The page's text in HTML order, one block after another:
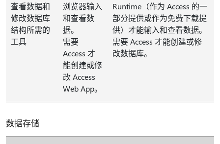
查看数据和
修改数据库
结构所需的
工具
浏览器输入
和查看数
据。
需要
Access 才
能创建或修
改 Access
Web App。
Runtime（作为 Access 的一
部分提供或作为免费下载提
供）才能输入和查看数据。
需要 Access 才能创建或修
改数据库。
数据存储